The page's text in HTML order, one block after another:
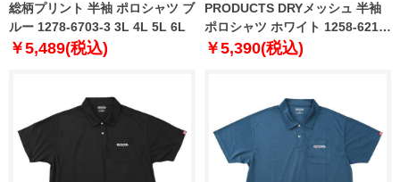
総柄プリント 半袖 ポロシャツ ブ
ルー 1278-6703-3 3L 4L 5L 6L
￥5,489(税込)
PRODUCTS DRYメッシュ 半袖
ポロシャツ ホワイト 1258-6217-
1 3L 4L 5L 6L 7L 8L
￥5,390(税込)